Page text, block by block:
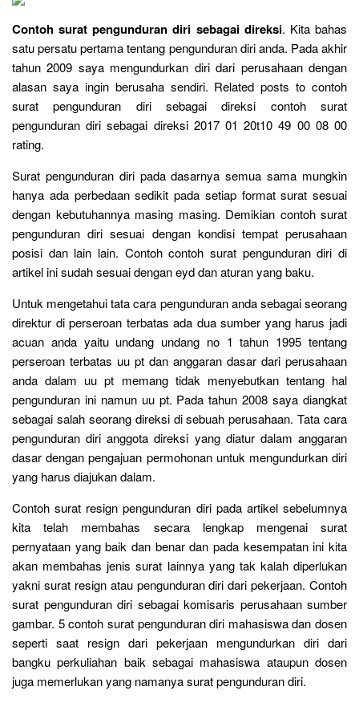
Contoh surat pengunduran diri sebagai direksi. Kita bahas
satu persatu pertama tentang pengunduran diri anda. Pada akhir
tahun 2009 saya mengundurkan diri dari perusahaan dengan
alasan saya ingin berusaha sendiri. Related posts to contoh
surat pengunduran diri sebagai direksi contoh surat
pengunduran diri sebagai direksi 2017 01 20t10 49 00 08 00
rating.
Surat pengunduran diri pada dasarnya semua sama mungkin
hanya ada perbedaan sedikit pada setiap format surat sesuai
dengan kebutuhannya masing masing. Demikian contoh surat
pengunduran diri sesuai dengan kondisi tempat perusahaan
posisi dan lain lain. Contoh contoh surat pengunduran diri di
artikel ini sudah sesuai dengan eyd dan aturan yang baku.
Untuk mengetahui tata cara pengunduran anda sebagai seorang
direktur di perseroan terbatas ada dua sumber yang harus jadi
acuan anda yaitu undang undang no 1 tahun 1995 tentang
perseroan terbatas uu pt dan anggaran dasar dari perusahaan
anda dalam uu pt memang tidak menyebutkan tentang hal
pengunduran ini namun uu pt. Pada tahun 2008 saya diangkat
sebagai salah seorang direksi di sebuah perusahaan. Tata cara
pengunduran diri anggota direksi yang diatur dalam anggaran
dasar dengan pengajuan permohonan untuk mengundurkan diri
yang harus diajukan dalam.
Contoh surat resign pengunduran diri pada artikel sebelumnya
kita telah membahas secara lengkap mengenai surat
pernyataan yang baik dan benar dan pada kesempatan ini kita
akan membahas jenis surat lainnya yang tak kalah diperlukan
yakni surat resign atau pengunduran diri dari pekerjaan. Contoh
surat pengunduran diri sebagai komisaris perusahaan sumber
gambar. 5 contoh surat pengunduran diri mahasiswa dan dosen
seperti saat resign dari pekerjaan mengundurkan diri dari
bangku perkuliahan baik sebagai mahasiswa ataupun dosen
juga memerlukan yang namanya surat pengunduran diri.